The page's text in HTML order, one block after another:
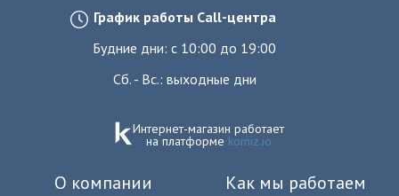
График работы Call-центра
Будние дни: с 10:00 до 19:00
Сб. - Вс.: выходные дни
Интернет-магазин работает
на платформе komiz.io
О компании Как мы работаем